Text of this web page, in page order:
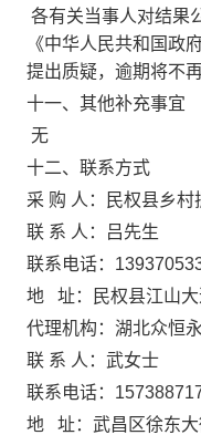
各有关当事人对结果
《中华人民共和国政
提出质疑，逾期将不再
十一、其他补充事宜
无
十二、联系方式
采 购 人：民权县乡村
联 系 人：吕先生
联系电话：
地 址：民权县江山
代理机构：湖北众恒
联 系 人：武女士
联系电话：
地 址：武昌区徐东